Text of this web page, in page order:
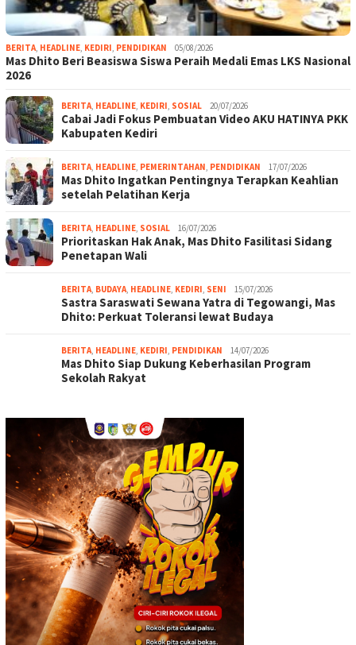
BERITA, HEADLINE, KEDIRI, PENDIDIKAN 05/08/2026
Mas Dhito Beri Beasiswa Siswa Peraih Medali Emas LKS Nasional
2026
BERITA, HEADLINE, KEDIRI, SOSIAL 20/07/2026
Cabai Jadi Fokus Pembuatan Video AKU HATINYA PKK
Kabupaten Kediri
BERITA, HEADLINE, PEMERINTAHAN, PENDIDIKAN 17/07/2026
Mas Dhito Ingatkan Pentingnya Terapkan Keahlian
setelah Pelatihan Kerja
BERITA, HEADLINE, SOSIAL 16/07/2026
Prioritaskan Hak Anak, Mas Dhito Fasilitasi Sidang
Penetapan Wali
BERITA, BUDAYA, HEADLINE, KEDIRI, SENI 15/07/2026
Sastra Saraswati Sewana Yatra di Tegowangi, Mas
Dhito: Perkuat Toleransi lewat Budaya
BERITA, HEADLINE, KEDIRI, PENDIDIKAN 14/07/2026
Mas Dhito Siap Dukung Keberhasilan Program
Sekolah Rakyat